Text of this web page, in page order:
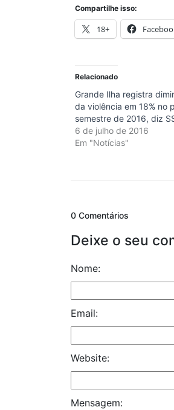
Compartilhe isso:
18+
Relacionado
Grande Ilha registra
da violência em 18% no
semestre de 2016, diz
6 de julho de 2016
Em "Notícias"
0 Comentários
Deixe o seu
Nome:
Email:
Website:
Mensagem: